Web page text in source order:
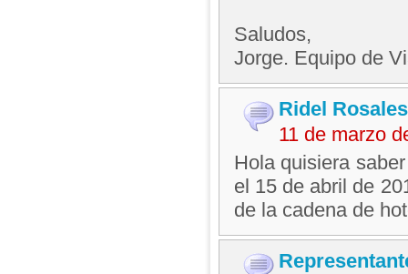
Saludos,
Jorge. Equipo de
Ridel Rosales
11 de marzo
Hola quisiera
el 15 de abril de
de la cadena de